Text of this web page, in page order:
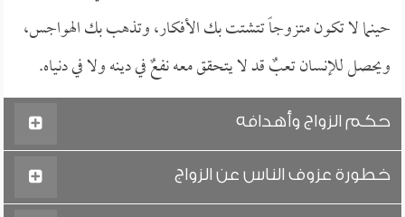
حينما لا تكون متزوجاً تتشتت بك الأفكار، وتذهب بك الهواجس،
ويحصل للإنسان تعبٌ قد لا يتحقق معه نفعٌ في دينه ولا في دنياه.
حكم الزواج وأهدافه
خطورة عزوف الناس عن الزواج